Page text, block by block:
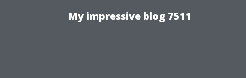
My impressive blog 7511